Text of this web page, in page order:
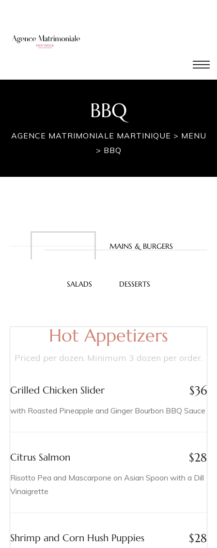
BBQ
AGENCE MATRIMONIALE MARTINIQUE > MENU
> BBQ
MAINS & BURGERS
SALADS DESSERTS
Hot Appetizers
Priced per dozen. Minimum 3 dozen per order.
Grilled Chicken Slider $36
with Roasted Pineapple and Ginger Bourbon BBQ Sauce
Citrus Salmon $28
Risotto Pea and Mascarpone on Asian Spoon with a Dill
Vinaigrette
Shrimp and Corn Hush Puppies $28